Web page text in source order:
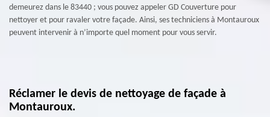
demeurez dans le 83440 ; vous pouvez appeler GD Couverture pour
nettoyer et pour ravaler votre façade. Ainsi, ses techniciens à Montauroux
peuvent intervenir à n’importe quel moment pour vous servir.
Réclamer le devis de nettoyage de façade à
Montauroux.